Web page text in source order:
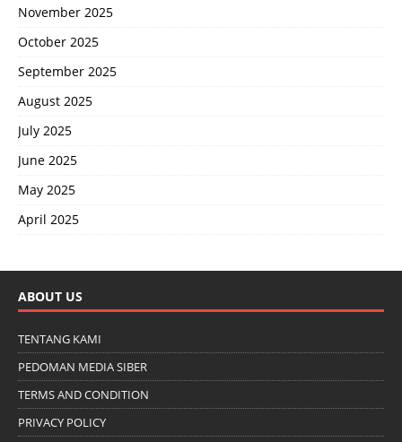
November 2025
October 2025
September 2025
August 2025
July 2025
June 2025
May 2025
April 2025
ABOUT US
TENTANG KAMI
PEDOMAN MEDIA SIBER
TERMS AND CONDITION
PRIVACY POLICY